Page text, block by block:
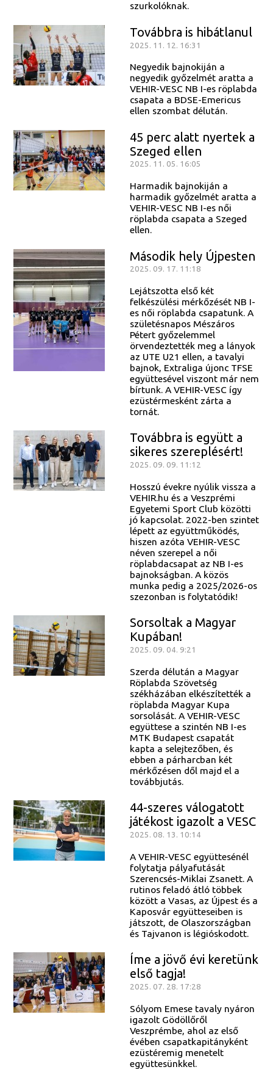
szurkolóknak.
Továbbra is hibátlanul
2025. 11. 12. 16:31
Negyedik bajnokiján a
negyedik győzelmét aratta a
VEHIR-VESC NB I-es röplabda
csapata a BDSE-Emericus
ellen szombat délután.
45 perc alatt nyertek a
Szeged ellen
2025. 11. 05. 16:05
Harmadik bajnokiján a
harmadik győzelmét aratta a
VEHIR-VESC NB I-es női
röplabda csapata a Szeged
ellen.
Második hely Újpesten
2025. 09. 17. 11:18
Lejátszotta első két
felkészülési mérkőzését NB I-
es női röplabda csapatunk. A
születésnapos Mészáros
Pétert győzelemmel
örvendeztették meg a lányok
az UTE U21 ellen, a tavalyi
bajnok, Extraliga újonc TFSE
együttesével viszont már nem
bírtunk. A VEHIR-VESC így
ezüstérmesként zárta a
tornát.
Továbbra is együtt a
sikeres szereplésért!
2025. 09. 09. 11:12
Hosszú évekre nyúlik vissza a
VEHIR.hu és a Veszprémi
Egyetemi Sport Club közötti
jó kapcsolat. 2022-ben szintet
lépett az együttműködés,
hiszen azóta VEHIR-VESC
néven szerepel a női
röplabdacsapat az NB I-es
bajnokságban. A közös
munka pedig a 2025/2026-os
szezonban is folytatódik!
Sorsoltak a Magyar
Kupában!
2025. 09. 04. 9:21
Szerda délután a Magyar
Röplabda Szövetség
székházában elkészítették a
röplabda Magyar Kupa
sorsolását. A VEHIR-VESC
együttese a szintén NB I-es
MTK Budapest csapatát
kapta a selejtezőben, és
ebben a párharcban két
mérkőzésen dől majd el a
továbbjutás.
44-szeres válogatott
játékost igazolt a VESC
2025. 08. 13. 10:14
A VEHIR-VESC együttesénél
folytatja pályafutását
Szerencsés-Miklai Zsanett. A
rutinos feladó átló többek
között a Vasas, az Újpest és a
Kaposvár együtteseiben is
játszott, de Olaszországban
és Tajvanon is légióskodott.
Íme a jövő évi keretünk
első tagja!
2025. 07. 28. 17:28
Sólyom Emese tavaly nyáron
igazolt Gödöllőről
Veszprémbe, ahol az első
évében csapatkapitányként
ezüstéremig menetelt
együttesünkkel.